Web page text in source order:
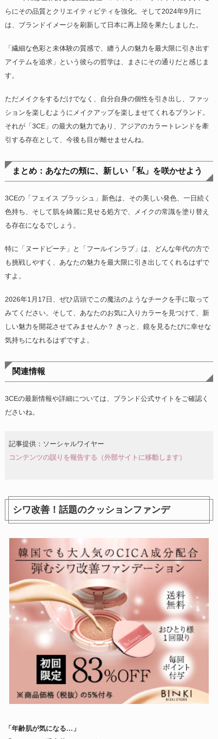
らにその品質とクリエイティビティを強化。そして2024年9月に
は、ブランドイメージを刷新して日本に再上陸を果たしました。
「繊細な色彩と未体験の質感で、纏う人の魅力を最大限に引き出す
アイテムを追求」という彼らの哲学は、まさにその通りだと感じま
す。
ただメイクをするだけでなく、自分自身の個性を引き出し、ファッ
ションを楽しむようにメイクアップを楽しませてくれるブランド。
それが「3CE」の最大の魅力であり、アジアのカラートレンドを牽
引する存在として、今後も目が離せませんね。
まとめ：あなたの頬に、新しい「私」を咲かせよう
3CEの「フェイス ブラッシュ」新色は、その美しい発色、一日続く
色持ち、そして肌を綺麗に見せる処方で、メイクの常識を塗り替え
る存在になるでしょう。
特に「ヌードピーチ」と「フールインラブ」は、どんな年代の方で
も挑戦しやすく、あなたの魅力を最大限に引き出してくれるはずで
すよ。
2026年1月17日、ぜひ店頭でこの魔法のようなチークを手に取って
みてください。そして、あなたのお気に入りカラーを見つけて、新
しい魅力を開花させてみませんか？ きっと、鏡を見るたびに幸せな
気持ちになれるはずですよ。
関連情報
3CEの最新情報や詳細については、ブランド公式サイトをご確認く
ださいね。
記事提供：ソーシャルワイヤー
コンテンツの誤りを報告する（外部サイトに移動します）
シワ改善！話題のクッションファンデ
「年齢肌が気になる…」